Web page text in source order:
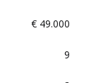
€ 49.000
9